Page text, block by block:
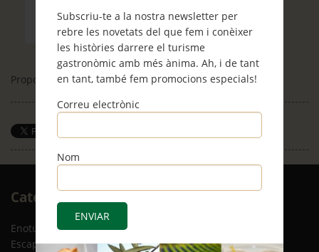
Subscriu-te a la nostra newsletter per
rebre les novetats del que fem i conèixer
les històries darrere el turisme
gastronòmic amb més ànima. Ah, i de tant
en tant, també fem promocions especials!
Correu electrònic
Nom
Proposta 5 Primavera 2017
Save
Categories
Enoturisme(5)
Escapades(12)
Arxiu